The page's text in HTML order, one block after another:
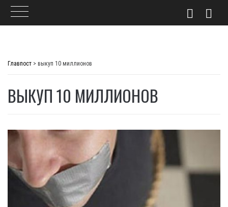
Главпост > выкуп 10 миллионов
ВЫКУП 10 МИЛЛИОНОВ